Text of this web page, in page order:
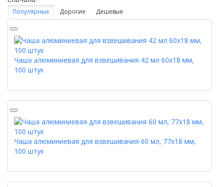
Популярные Дорогие Дешевые
Чаша алюминиевая для взвешивания 42 мл 60x18 мм,
100 штук
Чаша алюминиевая для взвешивания 60 мл, 77x18 мм,
100 штук